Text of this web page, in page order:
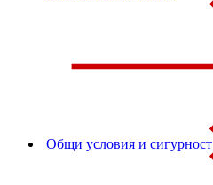
Общи условия и сигурност